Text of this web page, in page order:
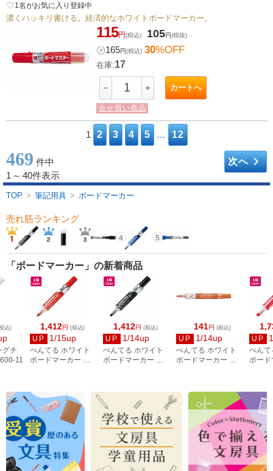
favorite_border1 名がお気に入り登録中
濃くハッキリ書ける。経済的なホワイトボードマーカー。
115円(税込) 105円(税抜)
㋱165円(税込) 30%OFF
在庫:17
－ ＋ カートへ
合せ買い商品
1 2 3 4 5 … 12
469 件中
1 ～ 40件表示
次へkeyboard_arrow_right
TOP > 筆記用具 > ボードマーカー
売れ筋ランキング
4 5
「ボードマーカー」の新着商品
1,412円 (税込)
UP 1/15up
ぺんてる ホワイト
ボードマーカー ノ
1,412円 (税込)
UP 1/14up
ぺんてる ホワイト
ボードマーカー ノ
141円 (税込)
UP 1/14up
ぺんてる ホワイト
ボードマーカー ノ
UP
ぺんて
ボード
込)
グチ
11